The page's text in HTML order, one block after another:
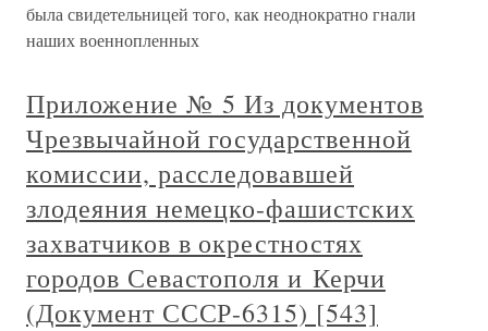
была свидетельницей того, как неоднократно гнали
наших военнопленных
Приложение № 5 Из документов
Чрезвычайной государственной
комиссии, расследовавшей
злодеяния немецко-фашистских
захватчиков в окрестностях
городов Севастополя и Керчи
(Документ СССР-6315) [543]